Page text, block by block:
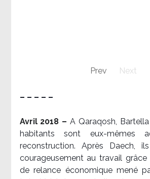
Prev Next
– – – – –
Avril 2018 –A Qaraqosh,
habitants sont eux-mêmes
reconstruction. Après Daech,
courageusement au travail
de relance économique mené